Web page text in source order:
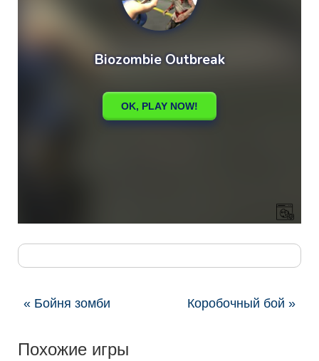
« Бойня зомби Коробочный бой »
Похожие игры